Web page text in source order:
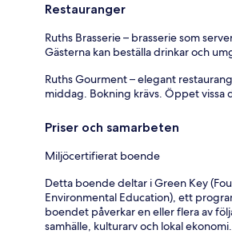
Restauranger
Ruths Brasserie – brasserie som
Gästerna kan beställa drinkar och
Ruths Gourment – elegant
middag. Bokning krävs. Öppet vissa
Priser och samarbeten
Miljöcertifierat boende
Detta boende deltar i Green Key
Environmental Education), ett
boendet påverkar en eller flera av
samhälle, kulturarv och lokal ekonomi.